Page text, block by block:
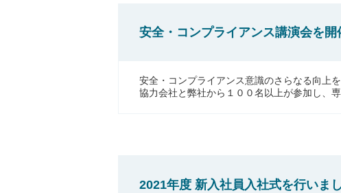
安全・コンプライアンス講演会を開
安全・コンプライアンス意識のさらなる向上
協力会社と弊社から１００名以上が参加し、
2021年度 新入社員入社式を行いま